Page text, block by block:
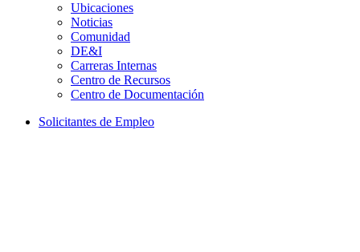
Ubicaciones
Noticias
Comunidad
DE&I
Carreras Internas
Centro de Recursos
Centro de Documentación
Solicitantes de Empleo